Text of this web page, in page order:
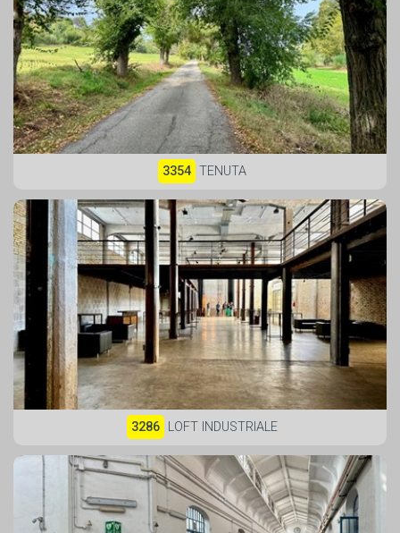
3354 TENUTA
3286 LOFT INDUSTRIALE